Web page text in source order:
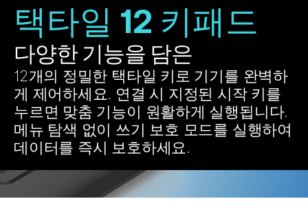
택타일 12 키패드
다양한 기능을 담은
12개의 정밀한 택타일 키로 기기를 완벽하
게 제어하세요. 연결 시 지정된 시작 키를
누르면 맞춤 기능이 원활하게 실행됩니다.
메뉴 탐색 없이 쓰기 보호 모드를 실행하여
데이터를 즉시 보호하세요.